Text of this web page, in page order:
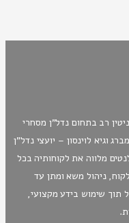
בשנת 2009 לחברה מוניטין רב בתחום נדל"ן מסחרי
וגיא לוינסון – יועצי נדל"ן
מלווה את לקוחותיה בכל
ניהול משא ומתן עד
תוך שימוש בידע מקצועי,